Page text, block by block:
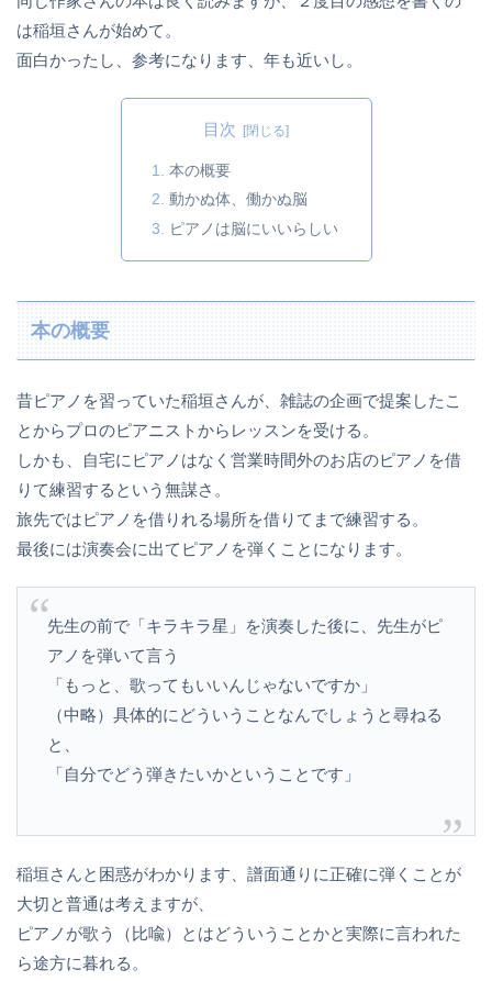
は稲垣さんが始めて。
面白かったし、参考になります、年も近いし。
目次
本の概要
動かぬ体、働かぬ脳
ピアノは脳にいいらしい
本の概要
昔ピアノを習っていた稲垣さんが、雑誌の企画で提案したこ
とからプロのピアニストからレッスンを受ける。
しかも、自宅にピアノはなく営業時間外のお店のピアノを借
りて練習するという無謀さ。
旅先ではピアノを借りれる場所を借りてまで練習する。
最後には演奏会に出てピアノを弾くことになります。
先生の前で「キラキラ星」を演奏した後に、先生がピ
アノを弾いて言う
「もっと、歌ってもいいんじゃないですか」
（中略）具体的にどういうことなんでしょうと尋ねる
と、
「自分でどう弾きたいかということです」
稲垣さんと困惑がわかります、譜面通りに正確に弾くことが
大切と普通は考えますが、
ピアノが歌う（比喩）とはどういうことかと実際に言われた
ら途方に暮れる。